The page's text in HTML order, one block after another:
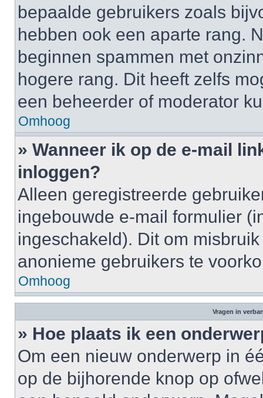
bepaalde gebruikers zoals
hebben ook een aparte rang.
beginnen spammen met
hogere rang. Dit heeft zelfs
een beheerder of moderator
Omhoog
» Wanneer ik op de e-mail
inloggen?
Alleen geregistreerde
ingebouwde e-mail formulier
ingeschakeld). Dit om
anonieme gebruikers te
Omhoog
Vragen in
» Hoe plaats ik een
Om een nieuw onderwerp in
op de bijhorende knop op